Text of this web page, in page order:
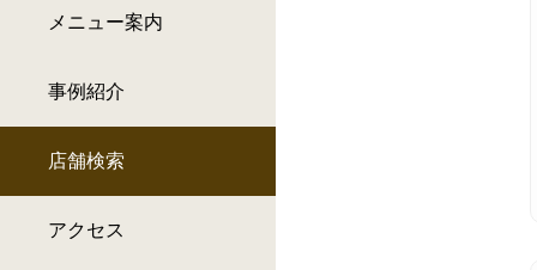
メニュー案内
事例紹介
店舗検索
アクセス